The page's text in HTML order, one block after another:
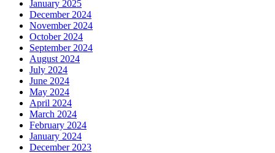
January 2025
December 2024
November 2024
October 2024
September 2024
August 2024
July 2024
June 2024
May 2024
April 2024
March 2024
February 2024
January 2024
December 2023